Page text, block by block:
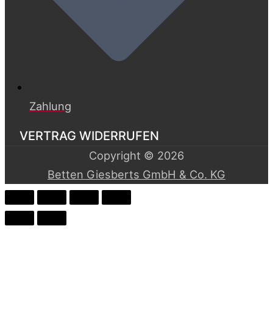
Zahlung
VERTRAG WIDERRUFEN
Copyright © 2026
Betten Giesberts GmbH & Co. KG